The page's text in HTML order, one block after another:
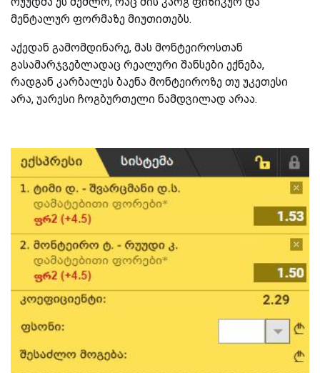
მენტალურ ფორმაზე მიუთითებს.
აქედან გამომდინარე, მას მონტეიროსთან
გასამარჯვებლადაც რეალური შანსები ექნება,
რადგან კარბალეს ბაენა მონტეიროზე თუ უკეთესი
არა, უარესი ჩოგბურთელი ნამდვილად არაა.